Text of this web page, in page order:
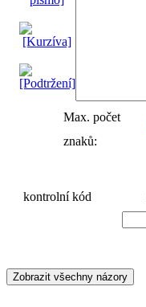
Max. počet
znaků:
kontrolní kód